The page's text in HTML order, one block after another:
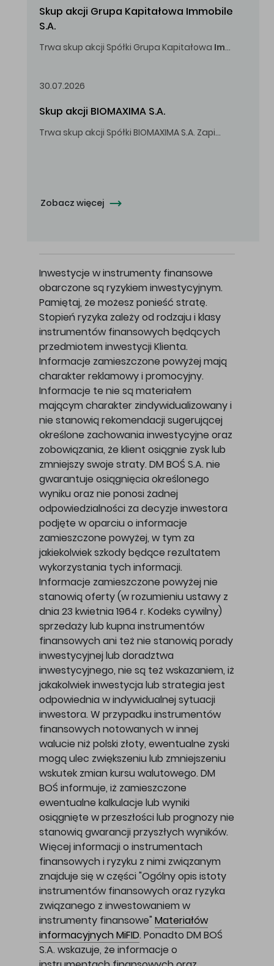
Skup akcji Grupa Kapitałowa Immobile
S.A.
Trwa skup akcji Spółki Grupa Kapitałowa Immobile
30.07.2026
Skup akcji BIOMAXIMA S.A.
Trwa skup akcji Spółki BIOMAXIMA S.A. Zapisy do 4 sierpnia 2026 r. do godz. 16.00.
Zobacz więcej
Inwestycje w instrumenty finansowe
obarczone są ryzykiem inwestycyjnym.
Pamiętaj, że możesz ponieść stratę.
Stopień ryzyka zależy od rodzaju i klasy
instrumentów finansowych będących
przedmiotem inwestycji Klienta.
Informacje zamieszczone powyżej mają
charakter reklamowy i promocyjny.
Informacje te nie są materiałem
mającym charakter zindywidualizowany i
nie stanowią rekomendacji sugerującej
określone zachowania inwestycyjne oraz
zobowiązania, że klient osiągnie zysk lub
zmniejszy swoje straty. DM BOŚ S.A. nie
gwarantuje osiągnięcia określonego
wyniku oraz nie ponosi żadnej
odpowiedzialności za decyzje inwestora
podjęte w oparciu o informacje
zamieszczone powyżej, w tym za
jakiekolwiek szkody będące rezultatem
wykorzystania tych informacji.
Informacje zamieszczone powyżej nie
stanowią oferty (w rozumieniu ustawy z
dnia 23 kwietnia 1964 r. Kodeks cywilny)
sprzedaży lub kupna instrumentów
finansowych ani też nie stanowią porady
inwestycyjnej lub doradztwa
inwestycyjnego, nie są też wskazaniem, iż
jakakolwiek inwestycja lub strategia jest
odpowiednia w indywidualnej sytuacji
inwestora. W przypadku instrumentów
finansowych notowanych w innej
walucie niż polski złoty, ewentualne zyski
mogą ulec zwiększeniu lub zmniejszeniu
wskutek zmian kursu walutowego. DM
BOŚ informuje, iż zamieszczone
ewentualne kalkulacje lub wyniki
osiągnięte w przeszłości lub prognozy nie
stanowią gwarancji przyszłych wyników.
Więcej informacji o instrumentach
finansowych i ryzyku z nimi związanym
znajduje się w części "Ogólny opis istoty
instrumentów finansowych oraz ryzyka
związanego z inwestowaniem w
instrumenty finansowe" Materiałów
informacyjnych MiFID. Ponadto DM BOŚ
S.A. wskazuje, że informacje o